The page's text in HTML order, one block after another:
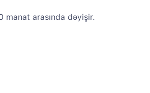
manat arasında dəyişir.